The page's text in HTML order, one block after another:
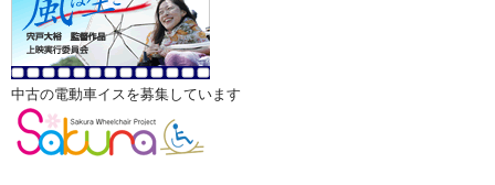
中古の電動車イスを募集しています